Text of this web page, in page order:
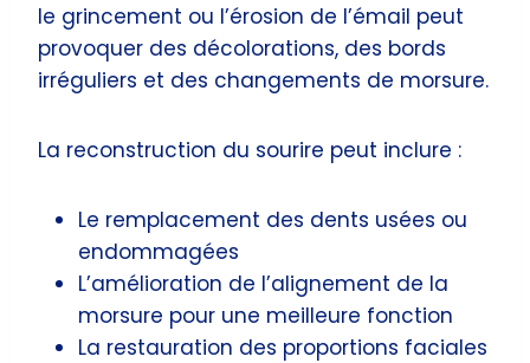
le grincement ou l’érosion de l’émail peut
provoquer des décolorations, des bords
irréguliers et des changements de morsure.
La reconstruction du sourire peut inclure :
Le remplacement des dents usées ou
endommagées
L’amélioration de l’alignement de la
morsure pour une meilleure fonction
La restauration des proportions faciales